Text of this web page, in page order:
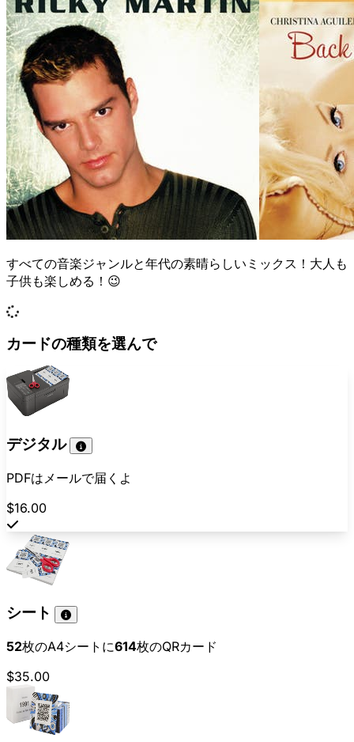
すべての音楽ジャンルと年代の素晴らしいミックス！大人も
子供も楽しめる！😉
カードの種類を選んで
デジタル
PDFはメールで届くよ
$16.00
シート
52枚のA4シートに614枚のQRカード
$35.00